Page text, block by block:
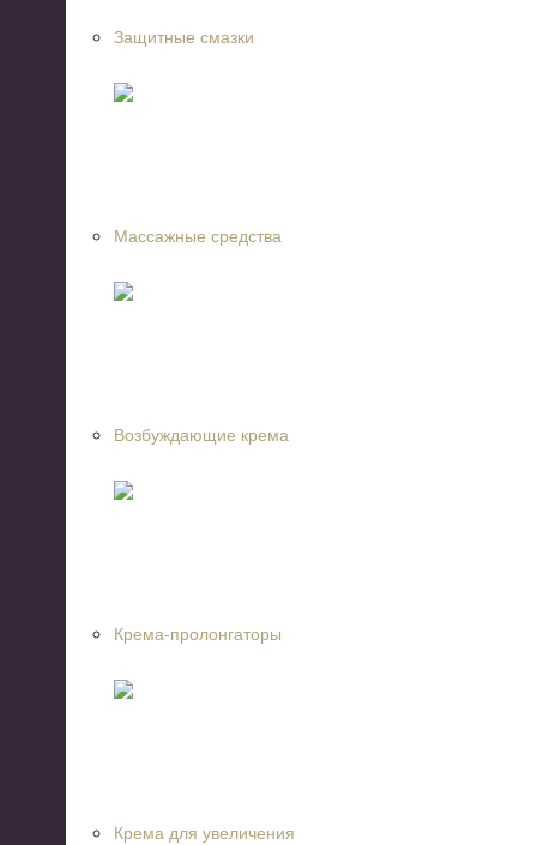
Защитные смазки
Массажные средства
Возбуждающие крема
Крема-пролонгаторы
Крема для увеличения